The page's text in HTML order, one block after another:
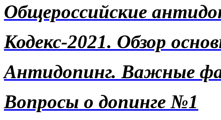
Общероссийские
Кодекс-2021. Обзор
Антидопинг. Важные
Вопросы о допинге №1